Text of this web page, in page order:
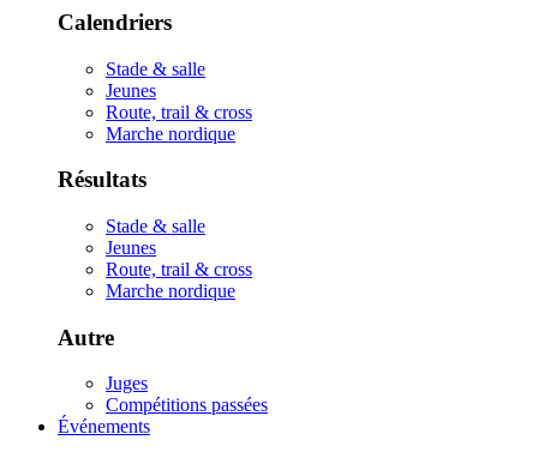
Calendriers
Stade & salle
Jeunes
Route, trail & cross
Marche nordique
Résultats
Stade & salle
Jeunes
Route, trail & cross
Marche nordique
Autre
Juges
Compétitions passées
Événements